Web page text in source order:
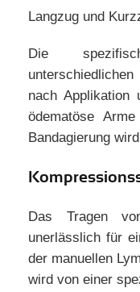
Langzug und
Die
nach Applikation
ödematöse
Bandagierung
Das Tragen
unerlässlich für
der manuellen
wird von einer